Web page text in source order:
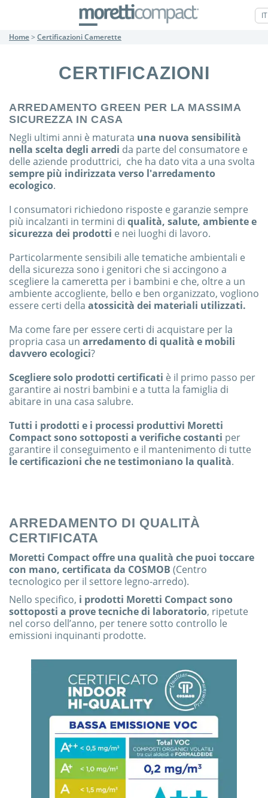
IT
Home> Certificazioni Camerette
CERTIFICAZIONI
ARREDAMENTO GREEN PER LA MASSIMA
SICUREZZA IN CASA
Negli ultimi anni è maturata una nuova sensibilità
nella scelta degli arredi da parte del consumatore e
delle aziende produttrici, che ha dato vita a una svolta
sempre più indirizzata verso l'arredamento
ecologico.
I consumatori richiedono risposte e garanzie sempre
più incalzanti in termini di qualità, salute, ambiente e
sicurezza dei prodotti e nei luoghi di lavoro.
Particolarmente sensibili alle tematiche ambientali e
della sicurezza sono i genitori che si accingono a
scegliere la cameretta per i bambini e che, oltre a un
ambiente accogliente, bello e ben organizzato, vogliono
essere certi della atossicità dei materiali utilizzati.
Ma come fare per essere certi di acquistare per la
propria casa un arredamento di qualità e mobili
davvero ecologici?
Scegliere solo prodotti certificati è il primo passo per
garantire ai nostri bambini e a tutta la famiglia di
abitare in una casa salubre.
Tutti i prodotti e i processi produttivi Moretti
Compact sono sottoposti a verifiche costanti per
garantire il conseguimento e il mantenimento di tutte
le certificazioni che ne testimoniano la qualità.
ARREDAMENTO DI QUALITÀ
CERTIFICATA
Moretti Compact offre una qualità che puoi toccare
con mano, certificata da COSMOB (Centro
tecnologico per il settore legno-arredo).
Nello specifico, i prodotti Moretti Compact sono
sottoposti a prove tecniche di laboratorio, ripetute
nel corso dell’anno, per tenere sotto controllo le
emissioni inquinanti prodotte.